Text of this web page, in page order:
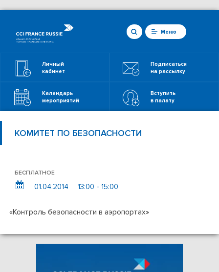
Меню
Личный
кабинет
Подписаться
на рассылку
Календарь
мероприятий
Вступить
в палату
КОМИТЕТ ПО БЕЗОПАСНОСТИ
БЕСПЛАТНОЕ
01.04.2014 13:00 - 15:00
«Контроль безопасности в аэропортах»